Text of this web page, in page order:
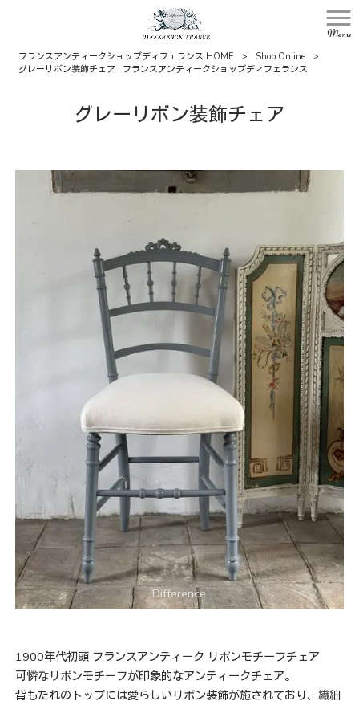
Menu
フランスアンティークショップディフェランス HOME > Shop Online
>
グレーリボン装飾チェア | フランスアンティークショップディフェランス
グレーリボン装飾チェア
1900年代初頭 フランスアンティーク リボンモチーフチェア
可憐なリボンモチーフが印象的なアンティークチェア。
背もたれのトップには愛らしいリボン装飾が施されており、繊細